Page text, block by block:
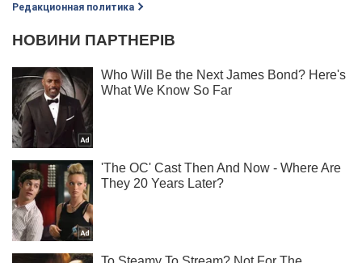
Редакционная политика